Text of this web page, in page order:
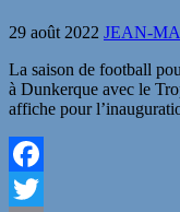
29 août 2022 JEAN-
La saison de football
à Dunkerque avec le
affiche pour
Facebook